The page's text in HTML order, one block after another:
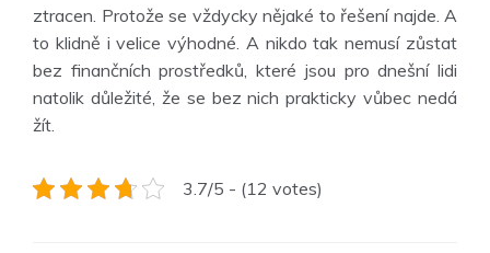
ztracen. Protože se vždycky nějaké to řešení najde. A
to klidně i velice výhodné. A nikdo tak nemusí zůstat
bez finančních prostředků, které jsou pro dnešní lidi
natolik důležité, že se bez nich prakticky vůbec nedá
žít.
3.7/5 - (12 votes)